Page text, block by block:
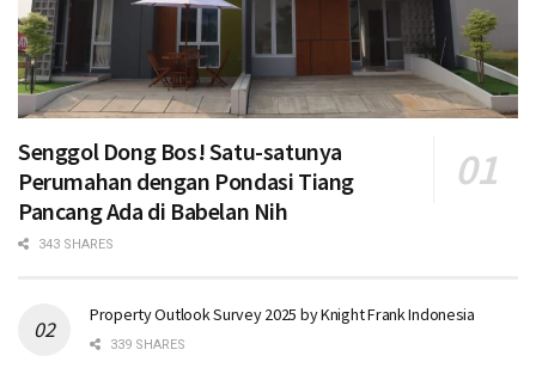
Senggol Dong Bos! Satu-satunya
Perumahan dengan Pondasi Tiang
Pancang Ada di Babelan Nih
343 SHARES
Property Outlook Survey 2025 by Knight Frank Indonesia
339 SHARES